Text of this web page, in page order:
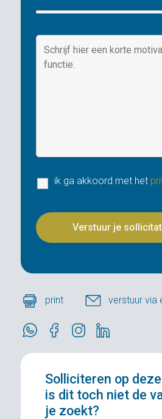
ik ga akkoord met het
print verstuur via
Solliciteren op
is dit toch niet de
je zoekt?